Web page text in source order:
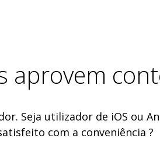
aprovem
Seja utilizador de iOS ou
com a conveniência ?